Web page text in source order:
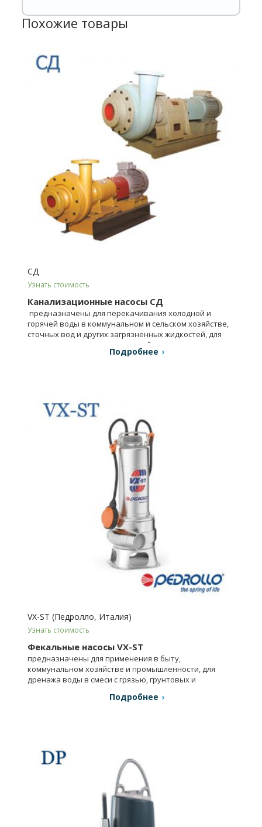
Похожие товары
СД
Узнать стоимость
Канализационные насосы СД
предназначены для перекачивания холодной и
горячей воды в коммунальном и сельском хозяйстве,
сточных вод и других загрязненных жидкостей, для
систем орошения и канализаций.
Подробнее
VX-ST (Педролло, Италия)
Узнать стоимость
Фекальные насосы VX-ST
предназначены для применения в быту,
коммунальном хозяйстве и промышленности, для
дренажа воды в смеси с грязью, грунтовых и
Подробнее